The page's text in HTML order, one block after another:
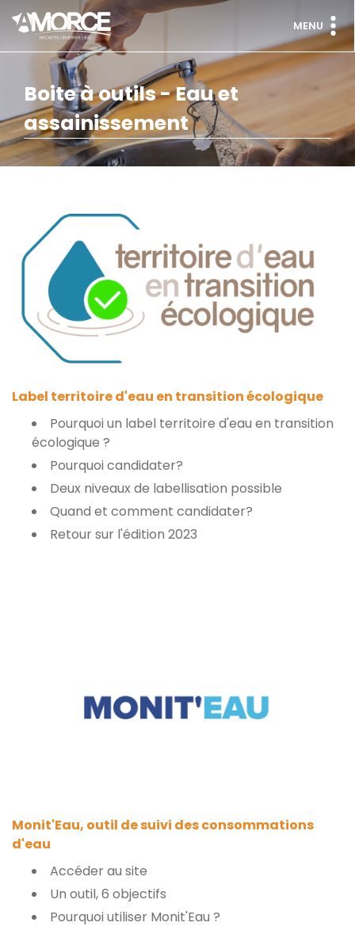
MENU
Boite à outils - Eau et
assainissement
Label territoire d'eau en transition écologique
Pourquoi un label territoire d'eau en transition
écologique ?
Pourquoi candidater?
Deux niveaux de labellisation possible
Quand et comment candidater?
Retour sur l'édition 2023
Monit'Eau, outil de suivi des consommations
d'eau
Accéder au site
Un outil, 6 objectifs
Pourquoi utiliser Monit'Eau ?